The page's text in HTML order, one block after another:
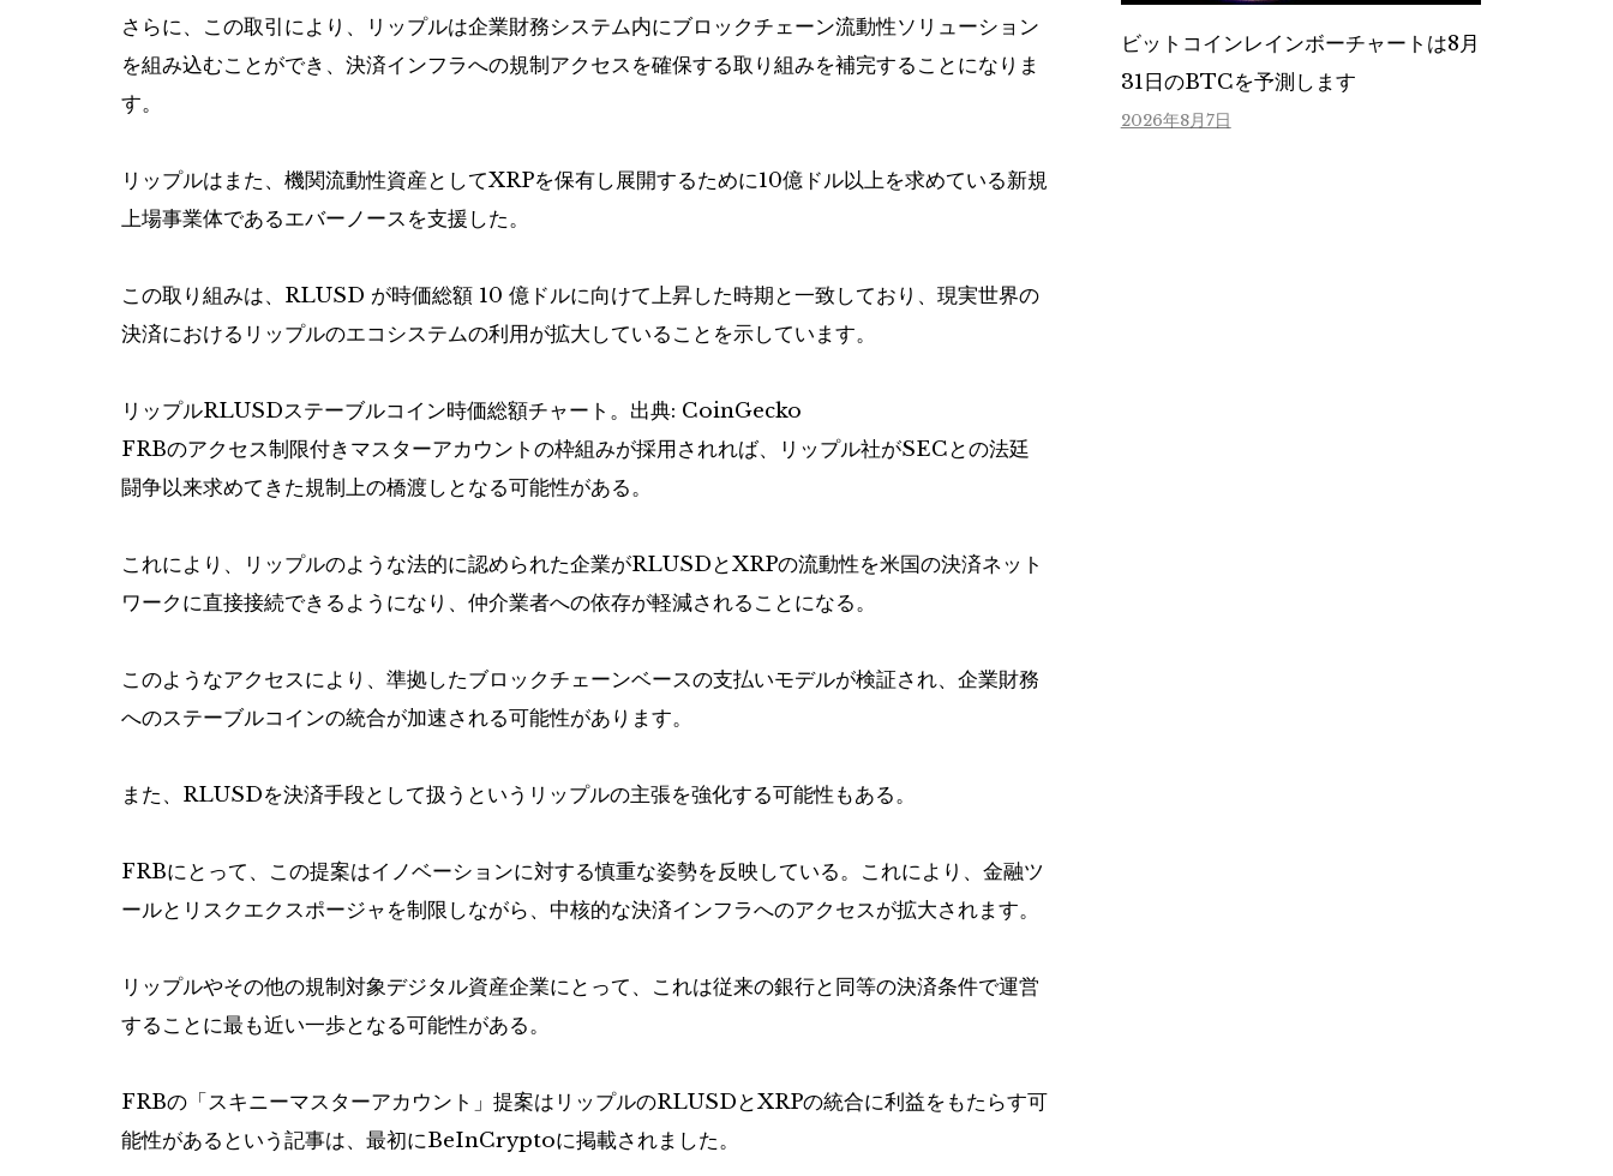
さらに、この取引により、リップルは企業財務システム内にブロックチェーン流動性ソリューション
を組み込むことができ、決済インフラへの規制アクセスを確保する取り組みを補完することになりま
す。
リップルはまた、機関流動性資産としてXRPを保有し展開するために10億ドル以上を求めている新規
上場事業体であるエバーノースを支援した。
この取り組みは、RLUSD が時価総額 10 億ドルに向けて上昇した時期と一致しており、現実世界の
決済におけるリップルのエコシステムの利用が拡大していることを示しています。
リップルRLUSDステーブルコイン時価総額チャート。出典: CoinGecko
FRBのアクセス制限付きマスターアカウントの枠組みが採用されれば、リップル社がSECとの法廷
闘争以来求めてきた規制上の橋渡しとなる可能性がある。
これにより、リップルのような法的に認められた企業がRLUSDとXRPの流動性を米国の決済ネット
ワークに直接接続できるようになり、仲介業者への依存が軽減されることになる。
このようなアクセスにより、準拠したブロックチェーンベースの支払いモデルが検証され、企業財務
へのステーブルコインの統合が加速される可能性があります。
また、RLUSDを決済手段として扱うというリップルの主張を強化する可能性もある。
FRBにとって、この提案はイノベーションに対する慎重な姿勢を反映している。これにより、金融ツ
ールとリスクエクスポージャを制限しながら、中核的な決済インフラへのアクセスが拡大されます。
リップルやその他の規制対象デジタル資産企業にとって、これは従来の銀行と同等の決済条件で運営
することに最も近い一歩となる可能性がある。
FRBの「スキニーマスターアカウント」提案はリップルのRLUSDとXRPの統合に利益をもたらす可
能性があるという記事は、最初にBeInCryptoに掲載されました。
ビットコインレインボーチャートは8月
31日のBTCを予測します
2026年8月7日